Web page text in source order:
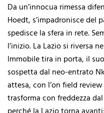
Da un’innocua rimessa
Hoedt, s’impadronisce del
spedisce la sfera in rete.
l’inizio. La Lazio si riversa
Immobile tira in porta, il
sospetta dal neo-entrato
attesa, con l’on field
trasforma con freddezza